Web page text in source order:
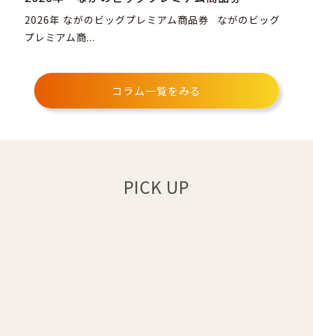
2026年 ながのビッグプレミアム商品券 ながのビッグ
プレミアム商...
コラム一覧をみる
PICK UP